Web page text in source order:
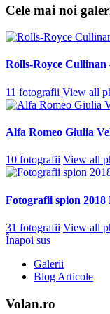
Cele mai noi
Rolls-Royce
11 fotografii View all
Alfa Romeo Giulia
10 fotografii View all
Fotografii spion 2018
31 fotografii View all
Înapoi sus
Galerii
Blog Articole
Volan.ro